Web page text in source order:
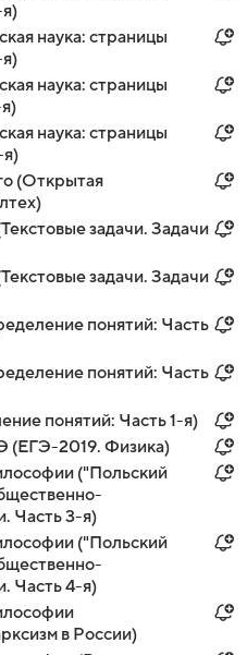
наука: страницы
наука: страницы
наука: страницы
(Открытая
задачи. Задачи
задачи. Задачи
понятий: Часть
понятий: Часть
понятий: Часть 1-я)
(ЕГЭ-2019. Физика)
("Польский
Часть 3-я)
("Польский
Часть 4-я)
в России)